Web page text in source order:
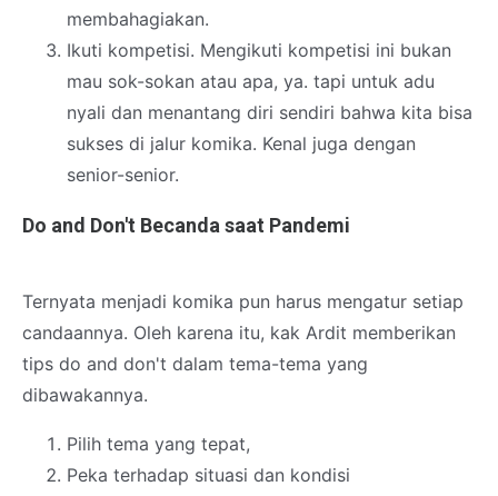
membahagiakan.
Ikuti kompetisi. Mengikuti kompetisi ini bukan
mau sok-sokan atau apa, ya. tapi untuk adu
nyali dan menantang diri sendiri bahwa kita bisa
sukses di jalur komika. Kenal juga dengan
senior-senior.
Do and Don't Becanda saat Pandemi
Ternyata menjadi komika pun harus mengatur setiap
candaannya. Oleh karena itu, kak Ardit memberikan
tips do and don't dalam tema-tema yang
dibawakannya.
Pilih tema yang tepat,
Peka terhadap situasi dan kondisi